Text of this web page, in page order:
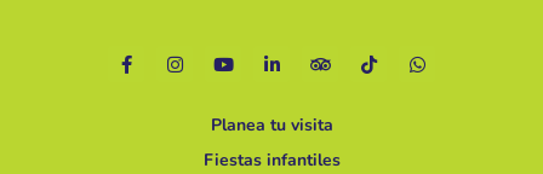
Planea tu visita
Fiestas infantiles